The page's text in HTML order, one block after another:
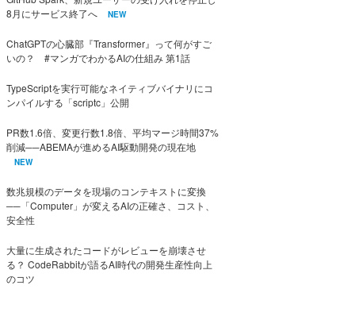
8月にサービス終了へ
NEW
ChatGPTの心臓部『Transformer』って何がすご
いの？ #マンガでわかるAIの仕組み 第1話
TypeScriptを実行可能なネイティブバイナリにコ
ンパイルする「scriptc」公開
PR数1.6倍、変更行数1.8倍、平均マージ時間37%
削減──ABEMAが進めるAI駆動開発の現在地
NEW
数兆規模のデータを現場のコンテキストに変換
──「Computer」が変えるAIの正確さ、コスト、
安全性
大量に生成されたコードがレビューを崩壊させ
る？ CodeRabbitが語るAI時代の開発生産性向上
のコツ